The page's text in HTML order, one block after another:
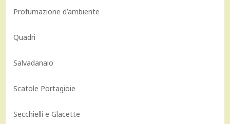
Profumazione d’ambiente
Quadri
Salvadanaio
Scatole Portagioie
Secchielli e Glacette